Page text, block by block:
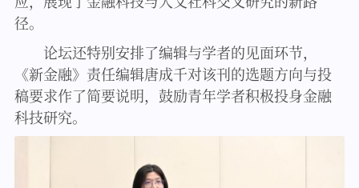
径。
论坛还特别安排了编辑与学者的见面环节，
《新金融》责任编辑唐成千对该刊的选题方向与投
稿要求作了简要说明，鼓励青年学者积极投身金融
科技研究。